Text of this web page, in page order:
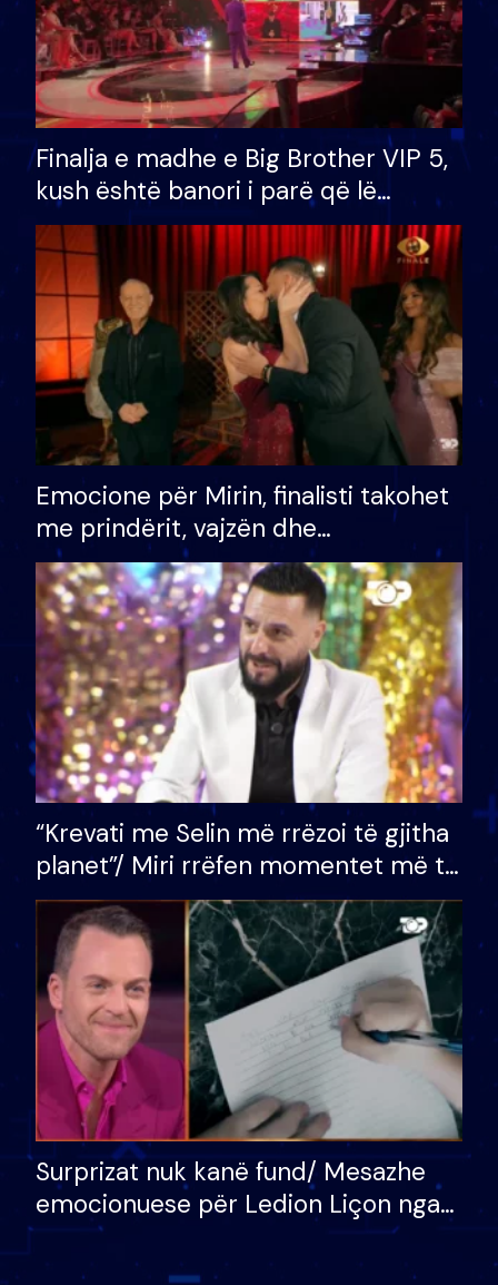
Finalja e madhe e Big Brother VIP 5,
kush është banori i parë që lë
shtëpinë dhe humb mundësinë për
të fituar çmimin e madh
Emocione për Mirin, finalisti takohet
me prindërit, vajzën dhe
bashkëshorten: S’kemi ndonjë letër
divorci apo jo?
“Krevati me Selin më rrëzoi të gjitha
planet”/ Miri rrëfen momentet më të
bukura në shtëpinë e BB VIP: Do më
mungojë zilja e mëngjesit kur…
Surprizat nuk kanë fund/ Mesazhe
emocionuese për Ledion Liçon nga
nëna dhe fëmijët e tij, moderatori
nuk i mban dot lotët: Nuk meritoj…